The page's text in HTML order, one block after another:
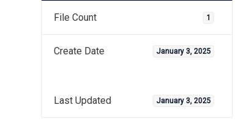
File Count 1
Create Date January 3, 2025
Last Updated January 3, 2025